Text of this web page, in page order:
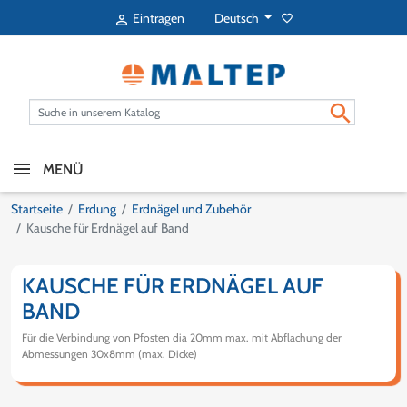
 Eintragen Deutsch favorite_border

MENÜ
Startseite Erdung
Erdnägel und Zubehör
Kausche für Erdnägel auf Band
KAUSCHE FÜR ERDNÄGEL AUF
BAND
Für die Verbindung von Pfosten dia 20mm max. mit Abflachung der
Abmessungen 30x8mm (max. Dicke)